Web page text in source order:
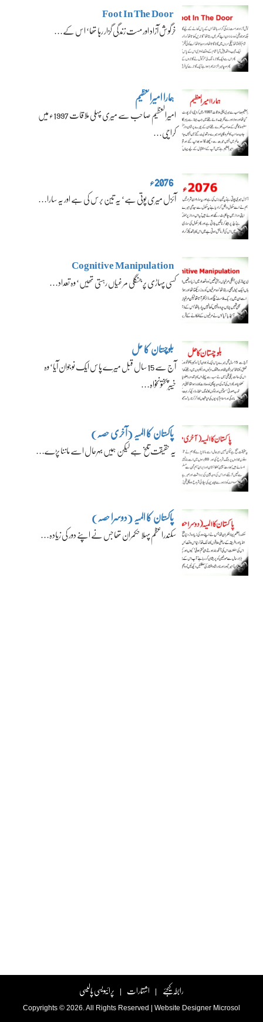
Foot In The Door
خرگوش آزاد اور مست زندگی گزار رہا تھا‘ اس کے…
ہمارا امیرالعظیم
امیرالعظیم صاحب سے میری پہلی ملاقات 1997ء میں
کراچی…
2076ء
آئزل میری پوتی ہے‘ یہ تین برس کی ہے اور یہ سارا…
Cognitive Manipulation
کسی پہاڑی پر جنگلی مرغیاں رہتی تھیں‘ وہ تعداد…
بلوچستان کا حل
آج سے 15 سال قبل میرے پاس ایک نوجوان آیا‘ وہ
خیبرپختونخواہ…
پاکستان کا المیہ (آخری حصہ)
یہ حقیقت تلخ ہے لیکن ہمیں بہرحال اسے ماننا پڑے…
پاکستان کا المیہ (دوسرا حصہ)
سکندراعظم پہلا حکمران تھا جس نے اپنے دور کی زیادہ…
رابطہ کیجئے اشتہارات پرائیویسی پالیسی
Copyrights © 2026. All Rights Reserved | Website Designer Microsol